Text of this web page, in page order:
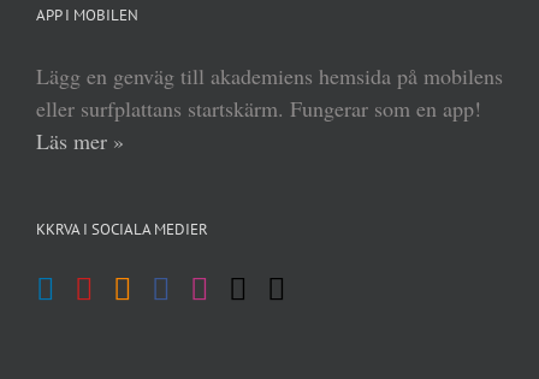
APP I MOBILEN
Lägg en genväg till akademiens hemsida på mobilens
eller surfplattans startskärm. Fungerar som en app!
Läs mer »
KKRVA I SOCIALA MEDIER